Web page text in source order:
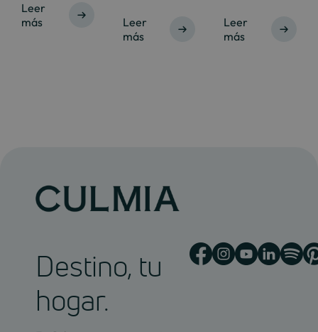
Leer
más
Leer
más
Leer
más
Destino, tu
hogar.